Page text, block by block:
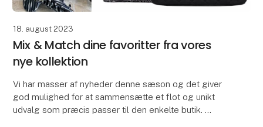
18. august 2023
Mix & Match dine favoritter fra vores
nye kollektion
Vi har masser af nyheder denne sæson og det giver
god mulighed for at sammensætte et flot og unikt
udvalg som præcis passer til den enkelte butik.